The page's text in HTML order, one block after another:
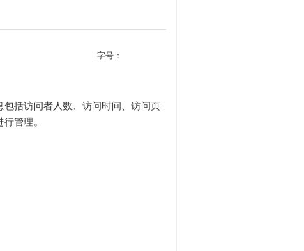
字号：
括访问者人数、访问时间、访问页
管理。